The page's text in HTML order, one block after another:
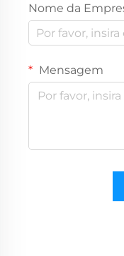
Nome da
Mensagem